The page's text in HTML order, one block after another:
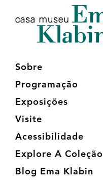
conteúdo
navegação
Sobre
Programação
Exposições
Visite
Acessibilidade
Explore A Coleção
Blog Ema Klabin